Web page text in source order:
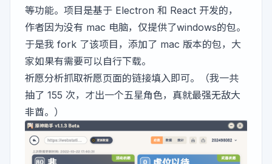
等功能。项目是基于 Electron 和 React 开发的，
作者因为没有 mac 电脑，仅提供了windows的包。
于是我 fork 了该项目，添加了 mac 版本的包，大
家如果有需要可以自行下载。
祈愿分析抓取祈愿页面的链接填入即可。（我一共
抽了 155 次，才出一个五星角色，真就最强无敌大
非酋。）